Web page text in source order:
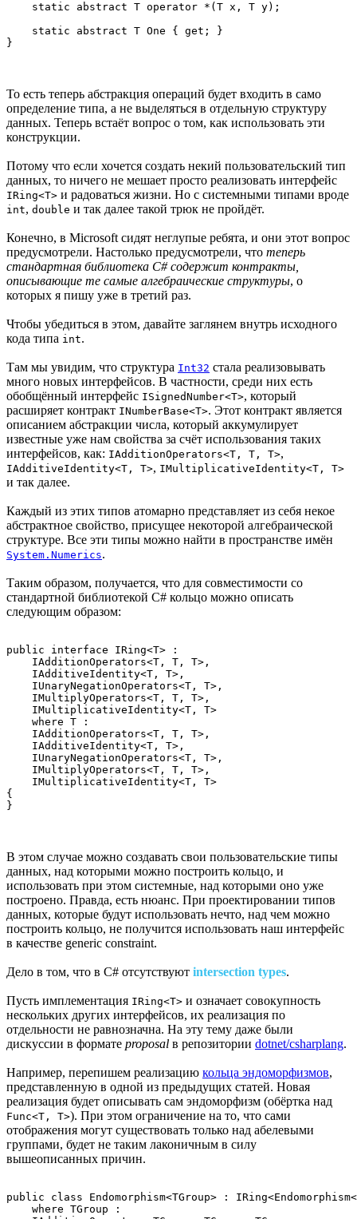
    static abstract T operator *(T x, T y);
    static abstract T One { get; }
То есть теперь абстракция операций будет входить в само
определение типа, а не выделяться в отдельную структуру
данных. Теперь встаёт вопрос о том, как использовать эти
конструкции.
Потому что если хочется создать некий пользовательский тип
данных, то ничего не мешает просто реализовать интерфейс
IRing<T> и радоваться жизни. Но с системными типами вроде
int, double и так далее такой трюк не пройдёт.
Конечно, в Microsoft сидят неглупые ребята, и они этот вопрос
предусмотрели. Настолько предусмотрели, что теперь
стандартная библиотека C# содержит контракты,
описывающие те самые алгебраические структуры, о
которых я пишу уже в третий раз.
Чтобы убедиться в этом, давайте заглянем внутрь исходного
кода типа int.
Там мы увидим, что структура Int32 стала реализовывать
много новых интерфейсов. В частности, среди них есть
обобщённый интерфейс ISignedNumber<T>, который
расширяет контракт INumberBase<T>. Этот контракт является
описанием абстракции числа, который аккумулирует
известные уже нам свойства за счёт использования таких
интерфейсов, как: IAdditionOperators<T, T, T>,
IAdditiveIdentity<T, T>, IMultiplicativeIdentity<T, T>
и так далее.
Каждый из этих типов атомарно представляет из себя некое
абстрактное свойство, присущее некоторой алгебраической
структуре. Все эти типы можно найти в пространстве имён
System.Numerics.
Таким образом, получается, что для совместимости со
стандартной библиотекой C# кольцо можно описать
следующим образом:
public interface IRing<T> :
    IAdditionOperators<T, T, T>,
    IAdditiveIdentity<T, T>,
    IUnaryNegationOperators<T, T>,
    IMultiplyOperators<T, T, T>,
    IMultiplicativeIdentity<T, T>
    where T :
    IAdditionOperators<T, T, T>,
    IAdditiveIdentity<T, T>,
    IUnaryNegationOperators<T, T>,
    IMultiplyOperators<T, T, T>,
    IMultiplicativeIdentity<T, T>
{
В этом случае можно создавать свои пользовательские типы
данных, над которыми можно построить кольцо, и
использовать при этом системные, над которыми оно уже
построено. Правда, есть нюанс. При проектировании типов
данных, которые будут использовать нечто, над чем можно
построить кольцо, не получится использовать наш интерфейс
в качестве generic constraint.
Дело в том, что в C# отсутствуют intersection types.
Пусть имплементация IRing<T> и означает совокупность
нескольких других интерфейсов, их реализация по
отдельности не равнозначна. На эту тему даже были
дискуссии в формате proposal в репозитории dotnet/csharplang.
Например, перепишем реализацию кольца эндоморфизмов,
представленную в одной из предыдущих статей. Новая
реализация будет описывать сам эндоморфизм (обёртка над
Func<T, T>). При этом ограничение на то, что сами
отображения могут существовать только над абелевыми
группами, будет не таким лаконичным в силу
вышеописанных причин.
public class Endomorphism<TGroup> :
    where TGroup :